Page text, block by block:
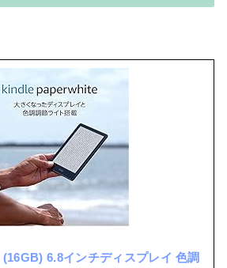
6.8インチディスプレイ 色調